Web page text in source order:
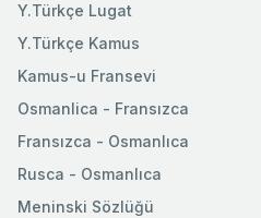
Y.Türkçe Lugat
Y.Türkçe Kamus
Kamus-u Fransevi
Osmanlica - Fransızca
Fransızca - Osmanlıca
Rusca - Osmanlıca
Meninski Sözlüğü